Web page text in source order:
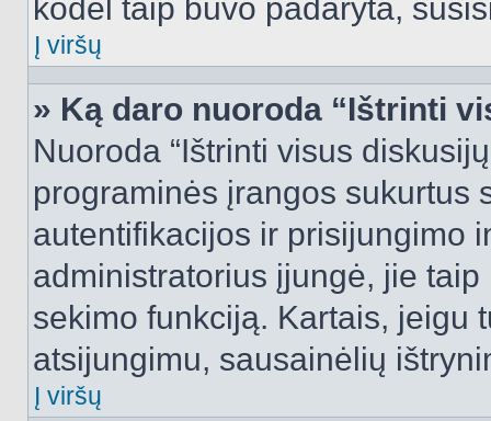
kodėl taip buvo padaryta,
Į viršų
» Ką daro nuoroda “Ištrinti
Nuoroda “Ištrinti visus
programinės įrangos sukurtus
autentifikacijos ir prisijungimo
administratorius įjungė, jie
sekimo funkciją. Kartais, jeigu
atsijungimu, sausainėlių
Į viršų